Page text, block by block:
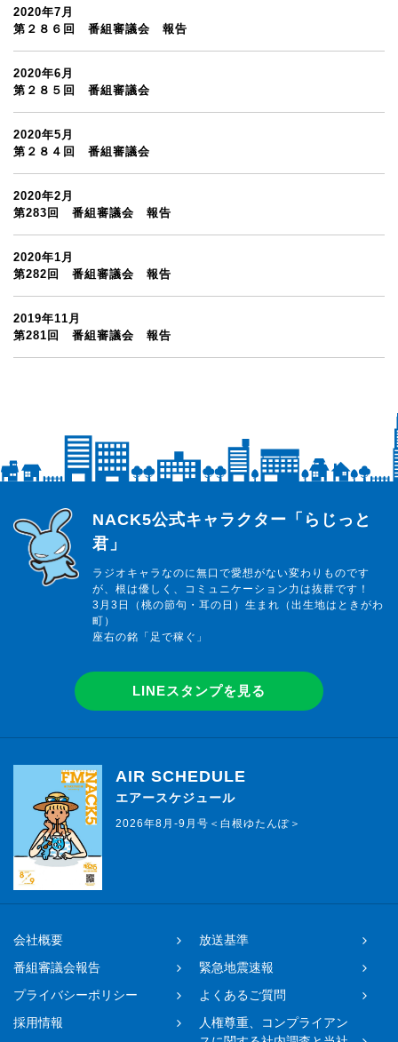
2020年7月
第２８６回 番組審議会 報告
2020年6月
第２８５回 番組審議会
2020年5月
第２８４回 番組審議会
2020年2月
第283回 番組審議会 報告
2020年1月
第282回 番組審議会 報告
2019年11月
第281回 番組審議会 報告
らじっと君
NACK5公式キャラクター「らじっと
君」
ラジオキャラなのに無口で愛想がない変わりものです
が、根は優しく、コミュニケーション力は抜群です！
3月3日（桃の節句・耳の日）生まれ（出生地はときがわ
町）
座右の銘「足で稼ぐ」
LINEスタンプを見る
AIR SCHEDULE
エアースケジュール
2026年8月-9月号＜白根ゆたんぽ＞
会社概要
放送基準
番組審議会報告
緊急地震速報
プライバシーポリシー
よくあるご質問
採用情報
人権尊重、コンプライアン